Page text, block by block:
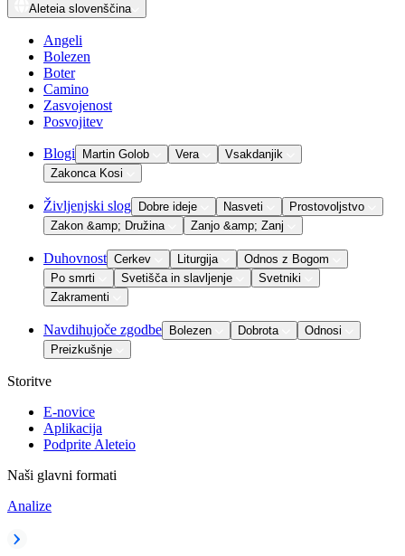
Aleteia slovenščina
Angeli
Bolezen
Boter
Camino
Zasvojenost
Posvojitev
Blogi Martin Golob Vera
Vsakdanjik
Zakonca Kosi
Življenjski slog Dobre ideje Nasveti
Prostovoljstvo
Zakon &amp; Družina
Zanjo &amp; Zanj
Duhovnost Cerkev Liturgija
Odnos z Bogom
Po smrti
Svetišča in slavljenje
Svetniki
Zakramenti
Navdihujoče zgodbe Bolezen Dobrota
Odnosi
Preizkušnje
Storitve
E-novice
Aplikacija
Podprite Aleteio
Naši glavni formati
Analize